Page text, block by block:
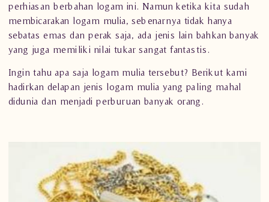
perhiasan berbahan logam ini. Namun ketika kita sudah
membicarakan logam mulia, sebenarnya tidak hanya
sebatas emas dan perak saja, ada jenis lain bahkan banyak
yang juga memiliki nilai tukar sangat fantastis.
Ingin tahu apa saja logam mulia tersebut? Berikut kami
hadirkan delapan jenis logam mulia yang paling mahal
didunia dan menjadi perburuan banyak orang.